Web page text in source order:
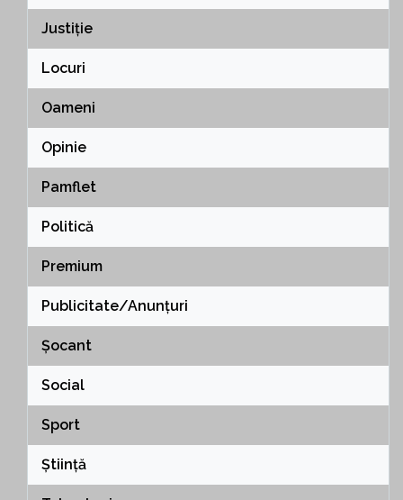
Justiție
Locuri
Oameni
Opinie
Pamflet
Politică
Premium
Publicitate/Anunțuri
Șocant
Social
Sport
Știință